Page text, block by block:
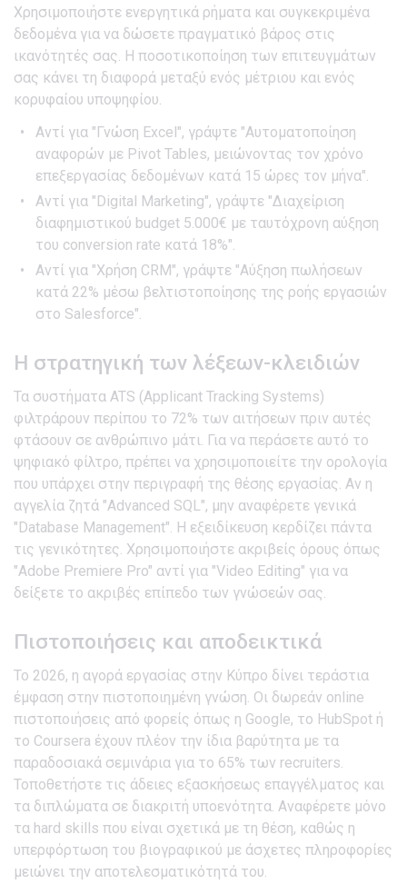
Χρησιμοποιήστε ενεργητικά ρήματα και συγκεκριμένα
δεδομένα για να δώσετε πραγματικό βάρος στις
ικανότητές σας. Η ποσοτικοποίηση των επιτευγμάτων
σας κάνει τη διαφορά μεταξύ ενός μέτριου και ενός
κορυφαίου υποψηφίου.
Αντί για "Γνώση Excel", γράψτε "Αυτοματοποίηση
αναφορών με Pivot Tables, μειώνοντας τον χρόνο
επεξεργασίας δεδομένων κατά 15 ώρες τον μήνα".
Αντί για "Digital Marketing", γράψτε "Διαχείριση
διαφημιστικού budget 5.000€ με ταυτόχρονη αύξηση
του conversion rate κατά 18%".
Αντί για "Χρήση CRM", γράψτε "Αύξηση πωλήσεων
κατά 22% μέσω βελτιστοποίησης της ροής εργασιών
στο Salesforce".
Η στρατηγική των λέξεων-κλειδιών
Τα συστήματα ATS (Applicant Tracking Systems)
φιλτράρουν περίπου το 72% των αιτήσεων πριν αυτές
φτάσουν σε ανθρώπινο μάτι. Για να περάσετε αυτό το
ψηφιακό φίλτρο, πρέπει να χρησιμοποιείτε την ορολογία
που υπάρχει στην περιγραφή της θέσης εργασίας. Αν η
αγγελία ζητά "Advanced SQL", μην αναφέρετε γενικά
"Database Management". Η εξειδίκευση κερδίζει πάντα
τις γενικότητες. Χρησιμοποιήστε ακριβείς όρους όπως
"Adobe Premiere Pro" αντί για "Video Editing" για να
δείξετε το ακριβές επίπεδο των γνώσεών σας.
Πιστοποιήσεις και αποδεικτικά
Το 2026, η αγορά εργασίας στην Κύπρο δίνει τεράστια
έμφαση στην πιστοποιημένη γνώση. Οι δωρεάν online
πιστοποιήσεις από φορείς όπως η Google, το HubSpot ή
το Coursera έχουν πλέον την ίδια βαρύτητα με τα
παραδοσιακά σεμινάρια για το 65% των recruiters.
Τοποθετήστε τις άδειες εξασκήσεως επαγγέλματος και
τα διπλώματα σε διακριτή υποενότητα. Αναφέρετε μόνο
τα hard skills που είναι σχετικά με τη θέση, καθώς η
υπερφόρτωση του βιογραφικού με άσχετες πληροφορίες
μειώνει την αποτελεσματικότητά του.